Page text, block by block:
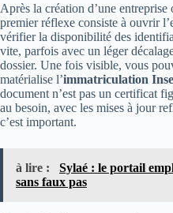
Après la création d’une
premier réflexe consiste à ouvrir
vérifier la disponibilité des
vite, parfois avec un léger
dossier. Une fois visible, vous
matérialise l’immatriculation
document n’est pas un certificat
au besoin, avec les mises à jour
c’est important.
à lire :
Sylaé : le portail
sans faux pas